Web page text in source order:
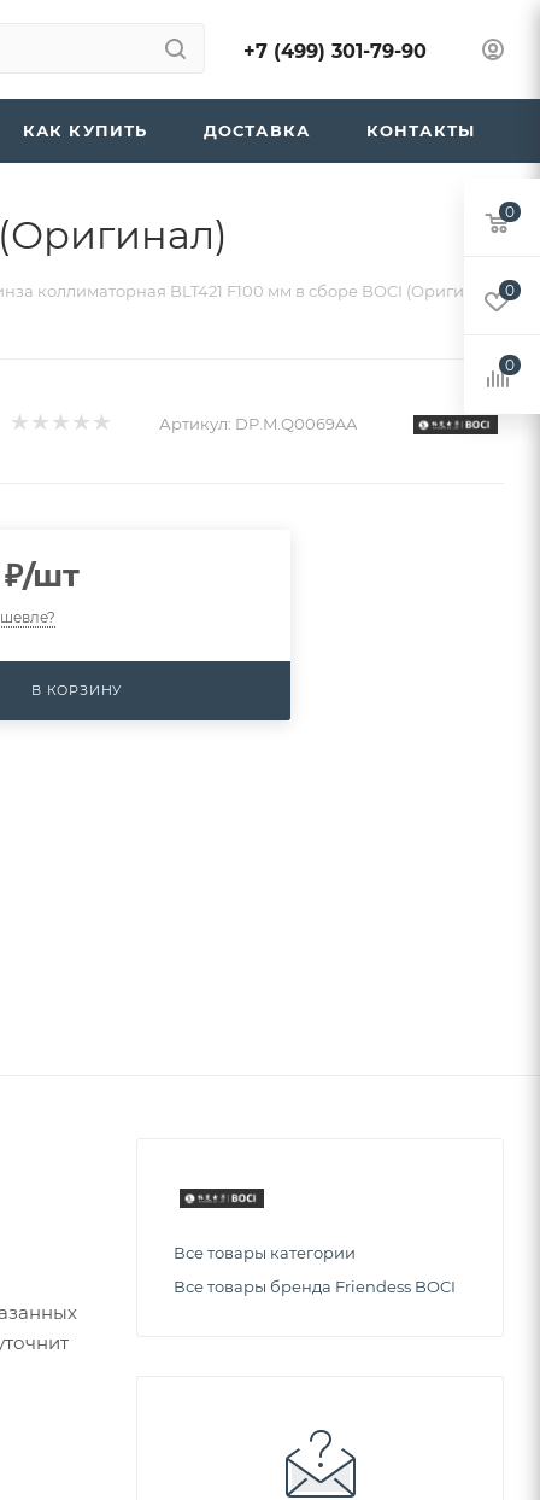
+7 (499) 301-79-90
КАК КУПИТЬ ДОСТАВКА КОНТАКТЫ
коллиматорная BLT421 F100 мм в сборе BOCI (Оригинал)
Артикул: DP.M.Q0069AA
₽/шт
В КОРЗИНУ
Все товары категории
Все товары бренда Friendess BOCI
0
0
0